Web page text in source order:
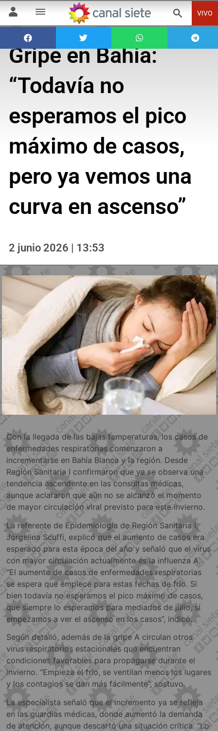
VIVO
Gripe en Bahía:
“Todavía no
esperamos el pico
máximo de casos,
pero ya vemos una
curva en ascenso”
2 junio 2026 | 13:53
Con la llegada de las bajas temperaturas, los casos de
enfermedades respiratorias comenzaron a
incrementarse en Bahía Blanca y la región. Desde
Región Sanitaria I confirmaron que ya se observa una
tendencia ascendente en las consultas médicas,
aunque aclararon que aún no se alcanzó el momento
de mayor circulación viral previsto para este invierno.
La referente de Epidemiología de Región Sanitaria I,
Jorgelina Scuffi, explicó que el aumento de casos era
esperado para esta época del año y señaló que el virus
con mayor circulación actualmente es la influenza A.
“El aumento de casos de enfermedades respiratorias
se espera que empiece para estas fechas de frío. Si
bien todavía no esperamos el pico máximo de casos,
que siempre lo esperamos para mediados de julio, sí
empezamos a ver el ascenso en los casos”, indicó.
Según detalló, además de la gripe A circulan otros
virus respiratorios estacionales que encuentran
condiciones favorables para propagarse durante el
invierno. “Empieza el frío, se ventilan menos los lugares
y los contagios se dan más fácilmente”, sostuvo.
La especialista señaló que el incremento ya se refleja
en las guardias médicas, donde aumentó la demanda
de atención, aunque descartó una situación crítica. “Lo